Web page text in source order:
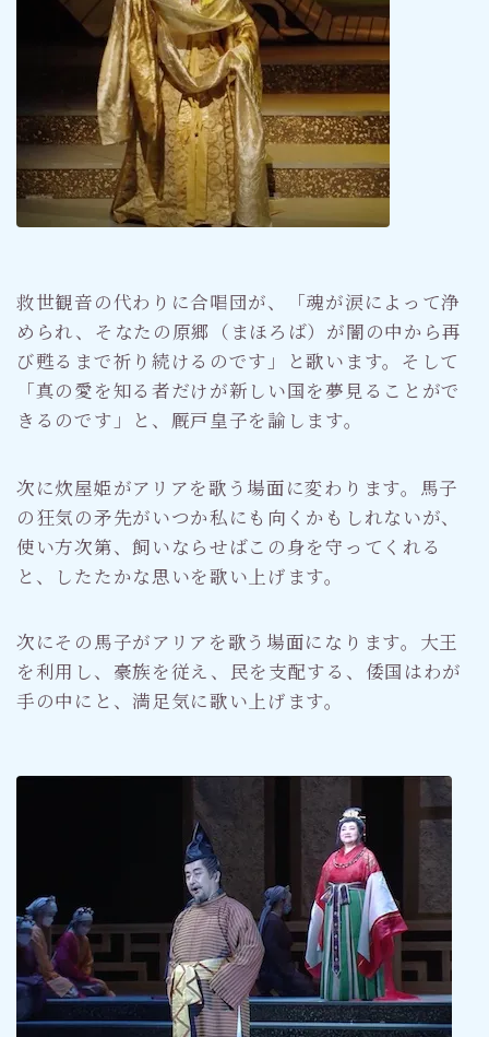
救世観音の代わりに合唱団が、「魂が涙によって浄
められ、そなたの原郷（まほろば）が闇の中から再
び甦るまで祈り続けるのです」と歌います。そして
「真の愛を知る者だけが新しい国を夢見ることがで
きるのです」と、厩戸皇子を諭します。
次に炊屋姫がアリアを歌う場面に変わります。馬子
の狂気の矛先がいつか私にも向くかもしれないが、
使い方次第、飼いならせばこの身を守ってくれる
と、したたかな思いを歌い上げます。
次にその馬子がアリアを歌う場面になります。大王
を利用し、豪族を従え、民を支配する、倭国はわが
手の中にと、満足気に歌い上げます。